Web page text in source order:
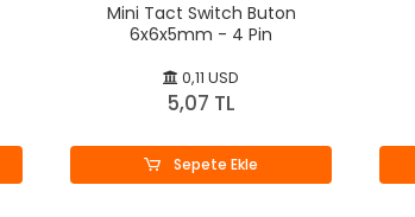
Mini Tact Switch Buton
6x6x5mm - 4 Pin
0,11 USD
5,07 TL
Sepete Ekle